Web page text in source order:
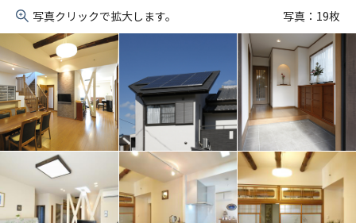
写真クリックで拡大します。 写真： 19枚